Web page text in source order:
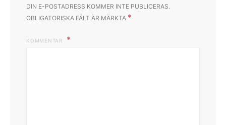
DIN E-POSTADRESS KOMMER INTE PUBLICERAS.
OBLIGATORISKA FÄLT ÄR MÄRKTA *
KOMMENTAR